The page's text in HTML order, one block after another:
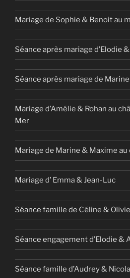
Mariage de Sophie & Benoit au
Séance après mariage d’Elodie
Séance après mariage de
Mariage d’Amélie & Rohan au
Mer
Mariage de Marine & Maxime au
Mariage d’ Emma & Jean-Luc
Séance famille de Céline &
Séance engagement d’Elodie &
Séance famille d’Audrey &